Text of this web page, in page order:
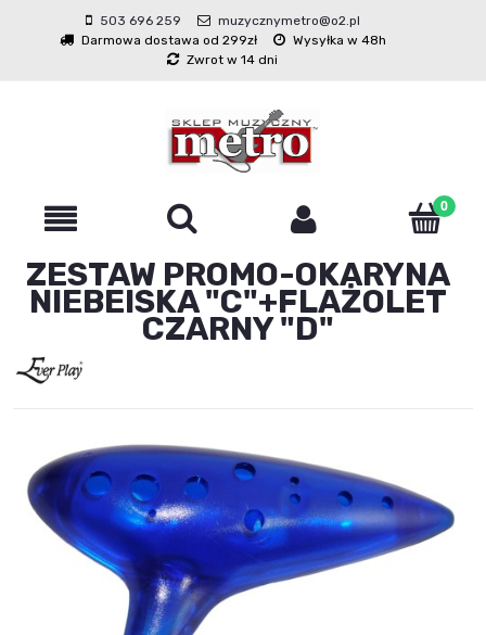
503 696 259
muzycznymetro@o2.pl
Darmowa dostawa od 299zł
Wysyłka w 48h
Zwrot w 14 dni
ZESTAW PROMO-OKARYNA
NIEBEISKA "C"+FLAŻOLET
CZARNY "D"